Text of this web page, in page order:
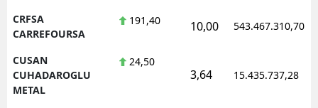
CRFSA
CARREFOURSA
191,40 10,00 543.467.310,70
CUSAN
CUHADAROGLU
METAL
24,50
3,64 15.435.737,28